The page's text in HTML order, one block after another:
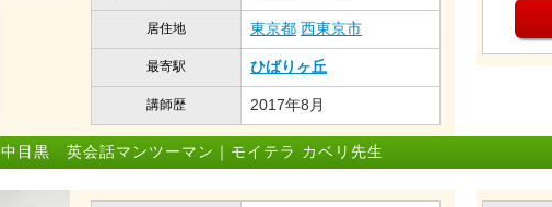
居住地 東京都 西東京市
最寄駅 ひばりヶ丘
講師歴 2017年8月
中目黒 英会話マンツーマン｜モイテラ カベリ先生